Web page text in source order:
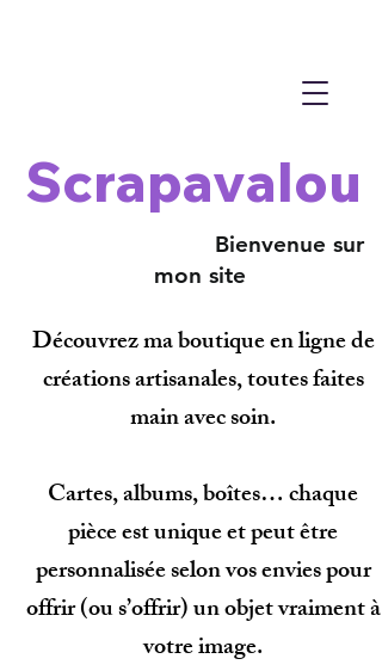
Scrapavalou
Bienvenue sur
mon site
Découvrez ma boutique en ligne de
créations artisanales, toutes faites
main avec soin.
Cartes, albums, boîtes… chaque
pièce est unique et peut être
personnalisée selon vos envies pour
offrir (ou s’offrir) un objet vraiment à
votre image.